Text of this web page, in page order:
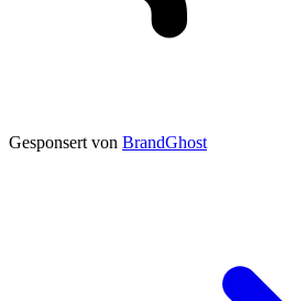
Gesponsert von BrandGhost